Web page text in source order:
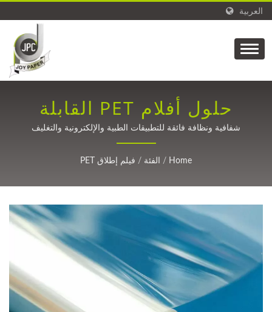
العربية
حلول أفلام PET القابلة
للإفراج عالية الأداء
شفافية ونظافة فائقة للتطبيقات الطبية والإلكترونية والتغليف
Home
/ الفئة / فيلم إطلاق PET